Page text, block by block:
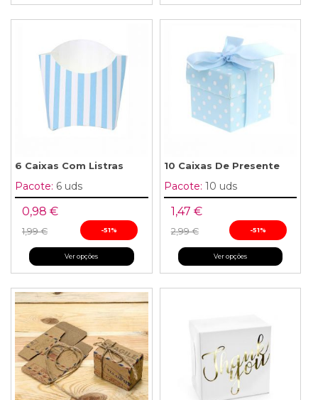
6 Caixas Com Listras
Pacote: 6 uds
0,98 €
1,99 € -51%
Ver opções
10 Caixas De Presente
Pacote: 10 uds
1,47 €
2,99 € -51%
Ver opções